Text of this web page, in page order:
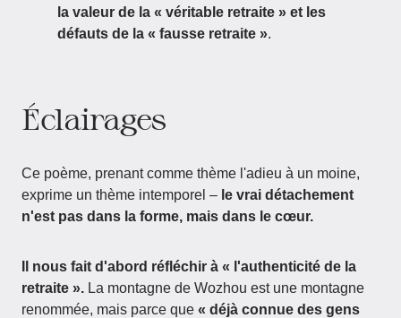
la valeur de la « véritable retraite » et les
défauts de la « fausse retraite ».
Éclairages
Ce poème, prenant comme thème l'adieu à un moine,
exprime un thème intemporel – le vrai détachement
n'est pas dans la forme, mais dans le cœur.
Il nous fait d'abord réfléchir à « l'authenticité de la
retraite ». La montagne de Wozhou est une montagne
renommée, mais parce que « déjà connue des gens